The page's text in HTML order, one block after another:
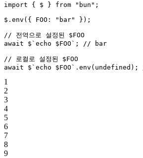
import { $ } from "bun" ;
$. env ({ FOO: "bar" });
// 전역으로 설정된 $FOO
await $ `echo $FOO` ; // bar
// 로컬로 설정된 $FOO
await $ `echo $FOO` . env ( undefined );
1
2
3
4
5
6
7
8
9